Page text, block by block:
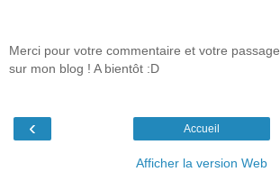
Merci pour votre commentaire et votre passage
sur mon blog ! A bientôt :D
‹ Accueil
Afficher la version Web